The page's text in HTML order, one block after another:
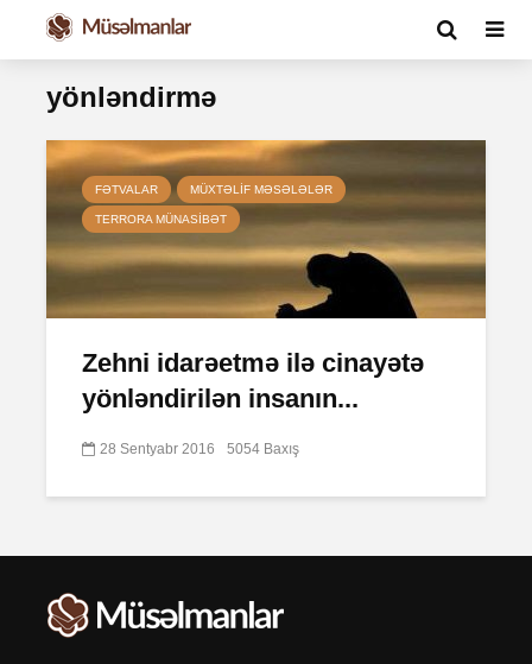
yönləndirmə
FƏTVALAR MÜXTƏLIF MƏSƏLƏLƏR
TERRORA MÜNASIBƏT
Zehni idarəetmə ilə cinayətə
yönləndirilən insanın...
28 Sentyabr 2016 5054 Baxış